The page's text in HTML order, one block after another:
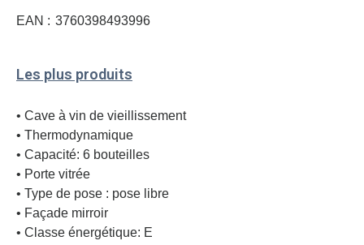
EAN : 3760398493996
Les plus produits
• Cave à vin de vieillissement
• Thermodynamique
• Capacité: 6 bouteilles
• Porte vitrée
• Type de pose : pose libre
• Façade mirroir
• Classe énergétique: E